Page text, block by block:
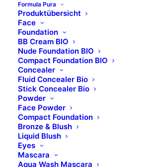
Formula Pura
Produktübersicht
Face
Foundation
BB Cream BIO
Nude Foundation BIO
Compact Foundation BIO
Concealer
Fluid Concealer Bio
Stick Concealer Bio
Powder
Face Powder
Compact Foundation
Bronze & Blush
Liquid Blush
Eyes
Mascara
Aqua Wash Mascara